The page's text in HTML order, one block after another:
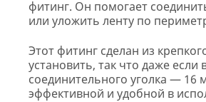
фитинг. Он помогает
или уложить ленту по
Этот фитинг сделан из
установить, так что даже
соединительного уголка — 16
эффективной и удобной в